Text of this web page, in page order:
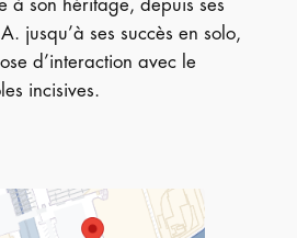
à son héritage, depuis ses
jusqu’à ses succès en solo,
d’interaction avec le
incisives.